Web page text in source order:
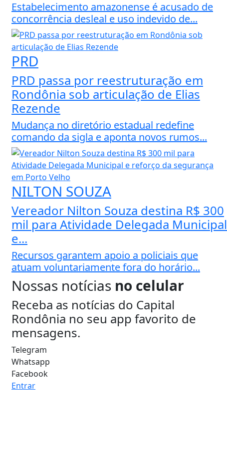
Estabelecimento amazonense é acusado de
concorrência desleal e uso indevido de...
PRD
PRD passa por reestruturação em
Rondônia sob articulação de Elias
Rezende
Mudança no diretório estadual redefine
comando da sigla e aponta novos rumos...
NILTON SOUZA
Vereador Nilton Souza destina R$ 300
mil para Atividade Delegada Municipal
e...
Recursos garantem apoio a policiais que
atuam voluntariamente fora do horário...
Nossas notícias no celular
Receba as notícias do Capital
Rondônia no seu app favorito de
mensagens.
Telegram
Whatsapp
Facebook
Entrar